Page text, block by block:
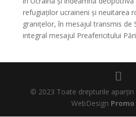
refugiaților ucraineni și neuitarea
granițelor, în mesajul transmis de
integral mesajul Preafericitului
© 2023 Toate drepturile
WebDesign